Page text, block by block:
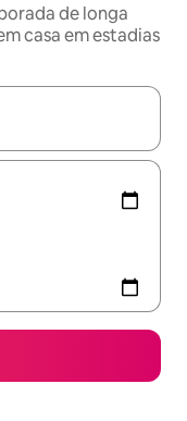
de longa
casa em estadias
explore-os